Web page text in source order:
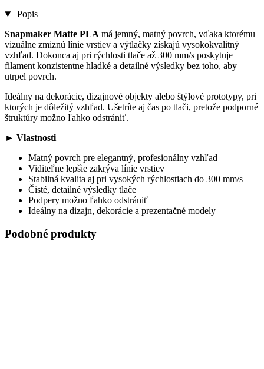
Popis
Snapmaker Matte PLA má jemný, matný povrch, vďaka ktorému
vizuálne zmiznú línie vrstiev a výtlačky získajú vysokokvalitný
vzhľad. Dokonca aj pri rýchlosti tlače až 300 mm/s poskytuje
filament konzistentne hladké a detailné výsledky bez toho, aby
utrpel povrch.
Ideálny na dekorácie, dizajnové objekty alebo štýlové prototypy, pri
ktorých je dôležitý vzhľad. Ušetríte aj čas po tlači, pretože podporné
štruktúry možno ľahko odstrániť.
► Vlastnosti
Matný povrch pre elegantný, profesionálny vzhľad
Viditeľne lepšie zakrýva línie vrstiev
Stabilná kvalita aj pri vysokých rýchlostiach do 300 mm/s
Čisté, detailné výsledky tlače
Podpery možno ľahko odstrániť
Ideálny na dizajn, dekorácie a prezentačné modely
Podobné produkty